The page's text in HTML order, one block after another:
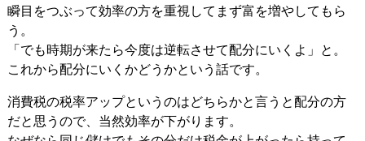
瞬目をつぶって効率の方を重視してまず富を増やしてもら
う。
「でも時期が来たら今度は逆転させて配分にいくよ」と。
これから配分にいくかどうかという話です。
消費税の税率アップというのはどちらかと言うと配分の方
だと思うので、当然効率が下がります。